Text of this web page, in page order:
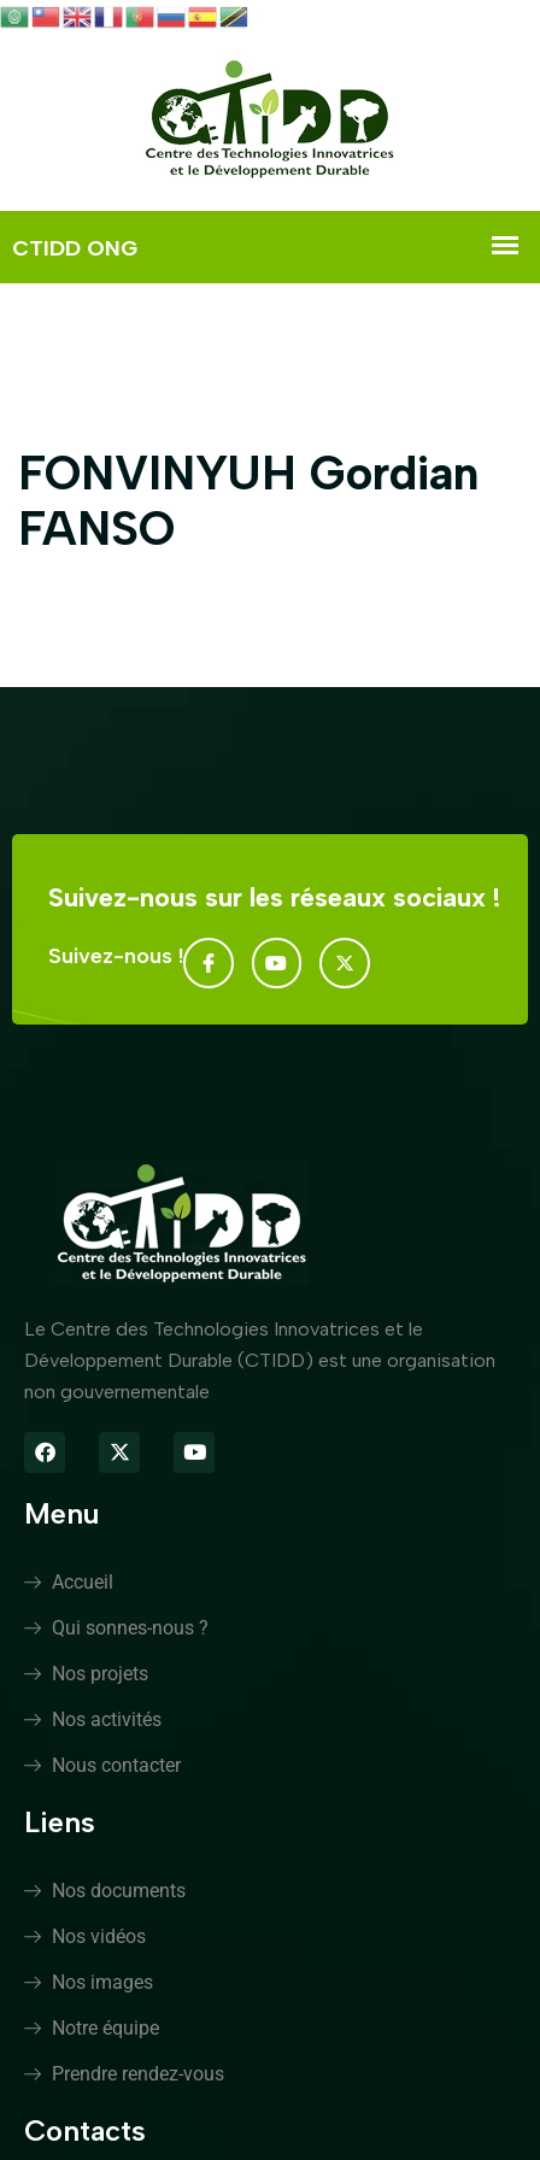
FONVINYUH Gordian
FANSO
Suivez-nous sur les réseaux sociaux !
Suivez-nous !
Le Centre des Technologies Innovatrices et le
Développement Durable (CTIDD) est une organisation
non gouvernementale
Menu
Accueil
Qui sonnes-nous ?
Nos projets
Nos activités
Nous contacter
Liens
Nos documents
Nos vidéos
Nos images
Notre équipe
Prendre rendez-vous
Contacts